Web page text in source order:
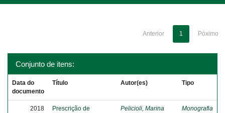
Anterior 1 Póximo
Conjunto de itens:
Data do
documento
Título Autor(es) Tipo
2018
Prescrição de
Pelicioli, Marina Monografia